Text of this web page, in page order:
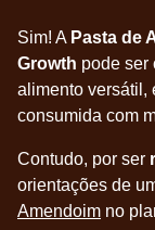
Sim! A Pasta de
Growth pode ser
alimento versátil,
consumida com
Contudo, por ser
orientações de
Amendoim no